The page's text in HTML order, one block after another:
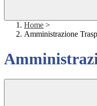
Home >
Amministrazione